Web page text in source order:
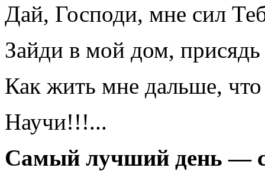
Дай, Господи, мне сил
Зайди в мой дом, присядь
Как жить мне дальше, что
Научи!!!...
Самый лучший день —